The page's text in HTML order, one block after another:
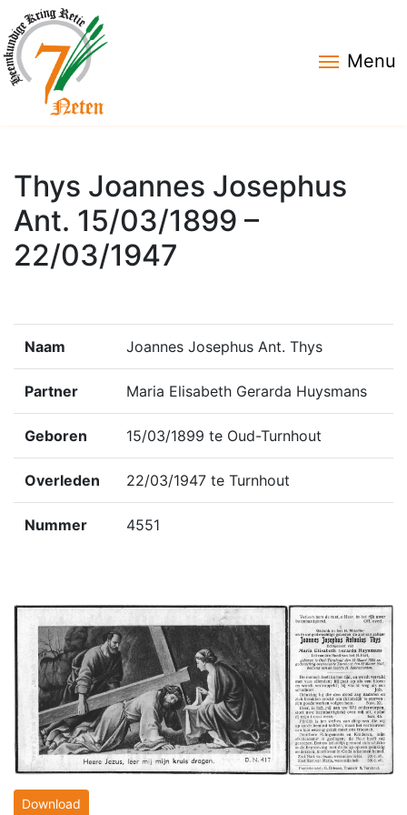
Menu
Thys Joannes Josephus
Ant. 15/03/1899 –
22/03/1947
Naam Joannes Josephus Ant. Thys
Partner Maria Elisabeth Gerarda Huysmans
Geboren 15/03/1899 te Oud-Turnhout
Overleden 22/03/1947 te Turnhout
Nummer 4551
Download